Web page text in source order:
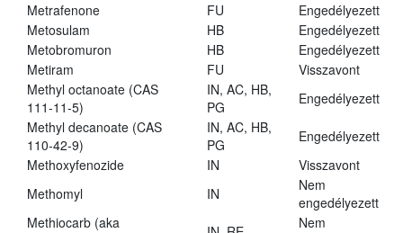
Metrafenone FU
Engedélyezett
Metosulam
HB
Engedélyezett
Metobromuron
HB
Engedélyezett
Metiram
FU
Visszavont
Methyl octanoate (CAS
111-11-5)
IN, AC, HB,
PG
Engedélyezett
Methyl decanoate (CAS
110-42-9)
IN, AC, HB,
PG
Engedélyezett
Methoxyfenozide
IN
Visszavont
Methomyl
IN
Nem
engedélyezett
Methiocarb (aka
Nem